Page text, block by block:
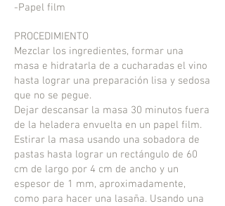
-Papel film
PROCEDIMIENTO
Mezclar los ingredientes, formar una
masa e hidratarla de a cucharadas el vino
hasta lograr una preparación lisa y sedosa
que no se pegue.
Dejar descansar la masa 30 minutos fuera
de la heladera envuelta en un papel film.
Estirar la masa usando una sobadora de
pastas hasta lograr un rectángulo de 60
cm de largo por 4 cm de ancho y un
espesor de 1 mm, aproximadamente,
como para hacer una lasaña. Usando una